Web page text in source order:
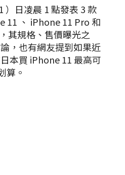
）日凌晨 1 點發表 3 款
11 、 iPhone 11 Pro 和
其規格、售價曝光之
，也有網友提到如果近
本買 iPhone 11 最高可
算。